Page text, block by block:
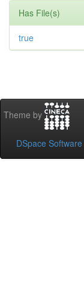
Has File(s)
true
Theme by
DSpace Software